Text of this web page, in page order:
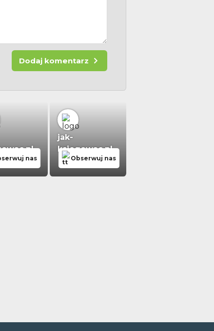
Dodaj komentarz
nas
jak-
ksiegowac.pl
Obserwuj nas